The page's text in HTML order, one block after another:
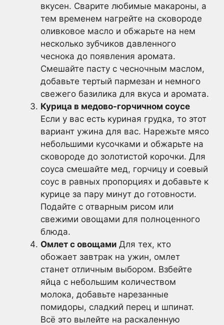
вкусен. Сварите любимые макароны, а
тем временем нагрейте на сковороде
оливковое масло и обжарьте на нем
несколько зубчиков давленного
чеснока до появления аромата.
Смешайте пасту с чесночным маслом,
добавьте тертый пармезан и немного
свежего базилика для вкуса и аромата.
Курица в медово-горчичном соусе
Если у вас есть куриная грудка, то этот
вариант ужина для вас. Нарежьте мясо
небольшими кусочками и обжарьте на
сковороде до золотистой корочки. Для
соуса смешайте мед, горчицу и соевый
соус в равных пропорциях и добавьте к
курице за пару минут до готовности.
Подайте с отварным рисом или
свежими овощами для полноценного
блюда.
Омлет с овощами Для тех, кто
обожает завтрак на ужин, омлет
станет отличным выбором. Взбейте
яйца с небольшим количеством
молока, добавьте нарезанные
помидоры, сладкий перец и шпинат.
Всё это вылейте на раскаленную